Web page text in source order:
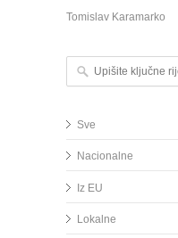
Tomislav Karamarko
Upišite ključne riječi
Sve
Nacionalne
Iz EU
Lokalne